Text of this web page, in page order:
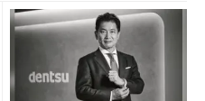
の情報を整理しやすくするため
」という、Windows用のネ
ールである。このツールは